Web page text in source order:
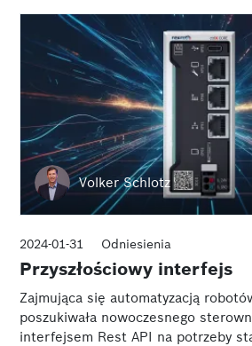
Volker Schlotz
2024-01-31 Odniesienia
Przyszłościowy interfejs
Zajmująca się automatyzacją
poszukiwała nowoczesnego
interfejsem Rest API na potrzeby